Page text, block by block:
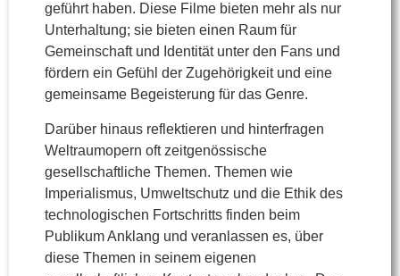
geführt haben. Diese Filme bieten mehr als nur
Unterhaltung; sie bieten einen Raum für
Gemeinschaft und Identität unter den Fans und
fördern ein Gefühl der Zugehörigkeit und eine
gemeinsame Begeisterung für das Genre.
Darüber hinaus reflektieren und hinterfragen
Weltraumopern oft zeitgenössische
gesellschaftliche Themen. Themen wie
Imperialismus, Umweltschutz und die Ethik des
technologischen Fortschritts finden beim
Publikum Anklang und veranlassen es, über
diese Themen in seinem eigenen